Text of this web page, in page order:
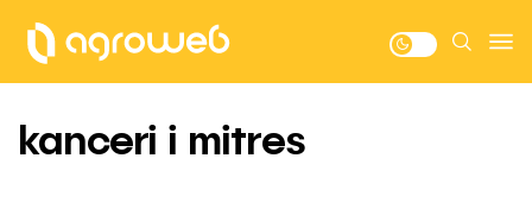
kanceri i mitres